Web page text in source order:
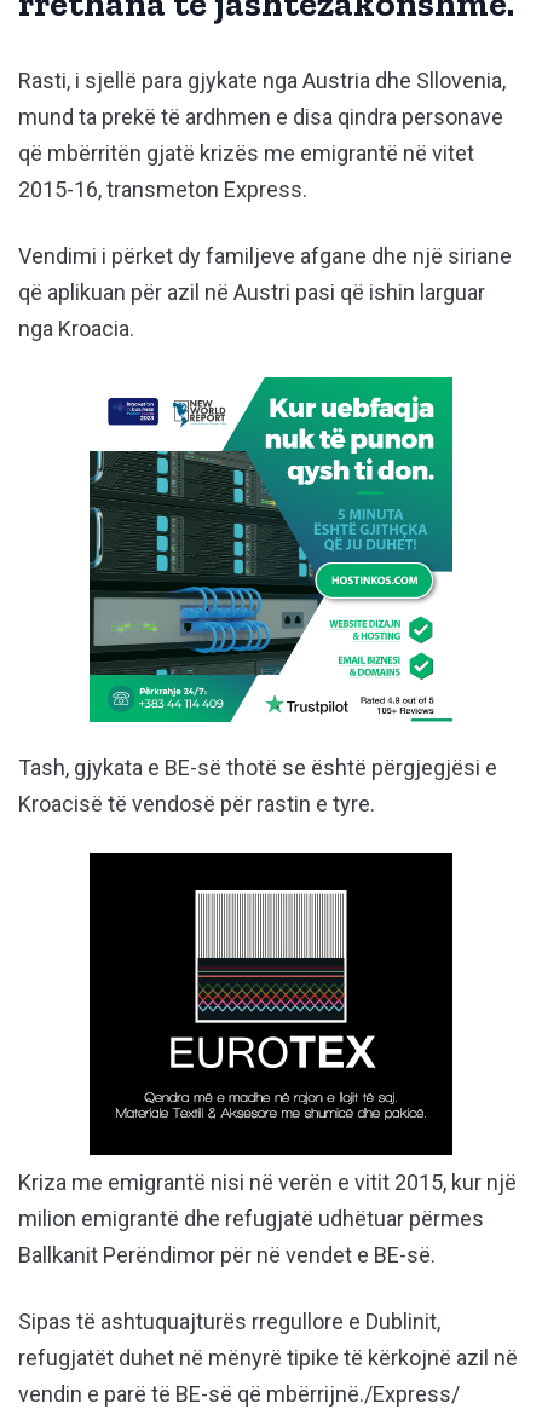
Rasti, i sjellë para gjykate nga Austria dhe Sllovenia,
mund ta prekë të ardhmen e disa qindra personave
që mbërritën gjatë krizës me emigrantë në vitet
2015-16, transmeton Express.
Vendimi i përket dy familjeve afgane dhe një siriane
që aplikuan për azil në Austri pasi që ishin larguar
nga Kroacia.
Tash, gjykata e BE-së thotë se është përgjegjësi e
Kroacisë të vendosë për rastin e tyre.
Kriza me emigrantë nisi në verën e vitit 2015, kur një
milion emigrantë dhe refugjatë udhëtuar përmes
Ballkanit Perëndimor për në vendet e BE-së.
Sipas të ashtuquajturës rregullore e Dublinit,
refugjatët duhet në mënyrë tipike të kërkojnë azil në
vendin e parë të BE-së që mbërrijnë./Express/